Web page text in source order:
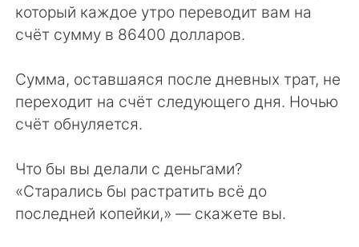
который каждое утро переводит вам на
счёт сумму в 86400 долларов.
Сумма, оставшаяся после дневных трат, не
переходит на счёт следующего дня. Ночью
счёт обнуляется.
Что бы вы делали с деньгами?
«Старались бы растратить всё до
последней копейки,» — скажете вы.